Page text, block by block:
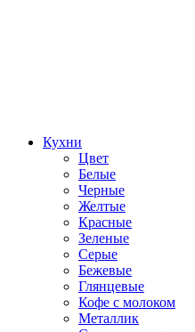
Кухни
Цвет
Белые
Черные
Желтые
Красные
Зеленые
Серые
Бежевые
Глянцевые
Кофе с молоком
Металлик